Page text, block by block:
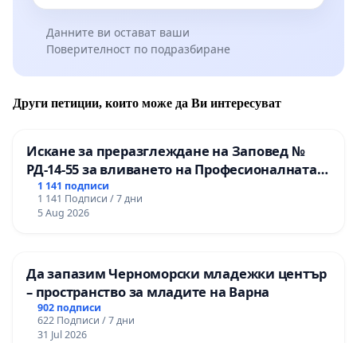
Данните ви остават ваши
Поверителност по подразбиране
Други петиции, които може да Ви интересуват
Искане за преразглеждане на Заповед №
РД-14-55 за вливането на Професионалната
гимназия по промишлени технологии в
Професионалната гимназия по икономика и
мениджмънт – гр. Пазарджик
1 141 подписи
1 141 Подписи / 7 дни
5 Aug 2026
Да запазим Черноморски младежки център
– пространство за младите на Варна
902 подписи
622 Подписи / 7 дни
31 Jul 2026